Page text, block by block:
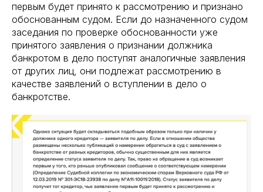
первым будет принято к рассмотрению и признано
обоснованным судом. Если до назначенного судом
заседания по проверке обоснованности уже
принятого заявления о признании должника
банкротом в дело поступят аналогичные заявления
от других лиц, они подлежат рассмотрению в
качестве заявлений о вступлении в дело о
банкротстве.